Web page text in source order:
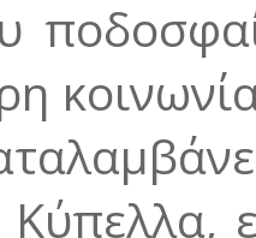
Κύπελλα,